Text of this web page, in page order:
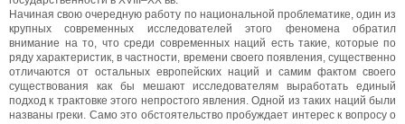
Начиная свою очередную работу по национальной проблематике, один из
крупных современных исследователей этого феномена обратил
внимание на то, что среди современных наций есть такие, которые по
ряду характеристик, в частности, времени своего появления, существенно
отличаются от остальных европейских наций и самим фактом своего
существования как бы мешают исследователям выработать единый
подход к трактовке этого непростого явления. Одной из таких наций были
названы греки. Само это обстоятельство пробуждает интерес к вопросу о